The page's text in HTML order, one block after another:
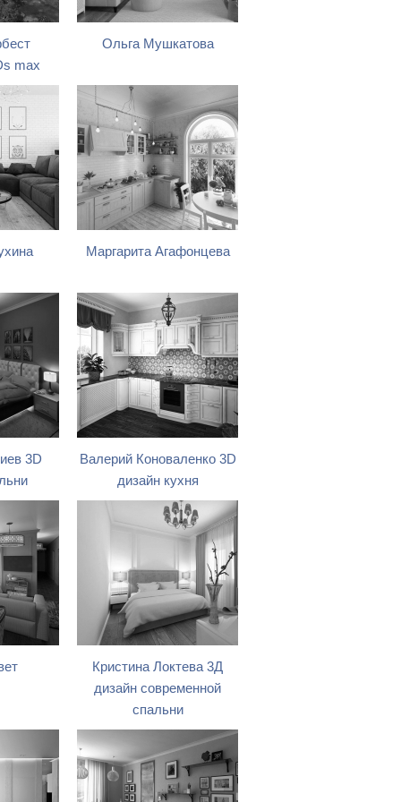
max
Ольга Мушкатова
Маргарита Агафонцева
3D
Валерий Коноваленко 3D
дизайн кухня
Кристина Локтева 3Д
дизайн современной
спальни